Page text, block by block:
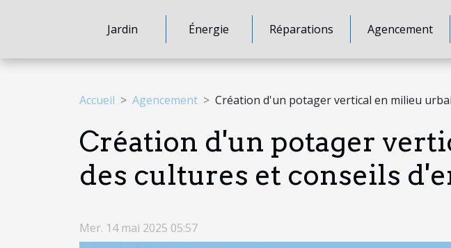
Jardin Énergie Réparations Agencement
Accueil Agencement Création d'un potager vertical en milieu
Création d'un potager
des cultures et conseils
Mer. 14 mai 2025 05:57